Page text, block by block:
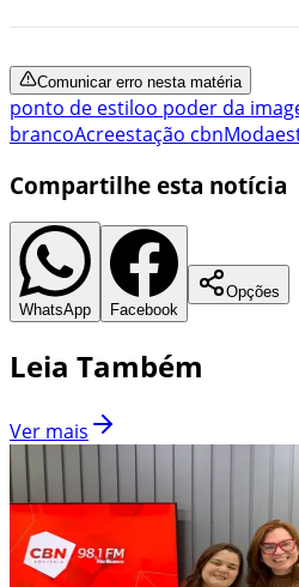
Comunicar erro nesta matéria
ponto de estiloo poder da
brancoAcreestação cbnModa
Compartilhe esta notícia
WhatsApp Facebook
Opções
Leia Também
Ver mais